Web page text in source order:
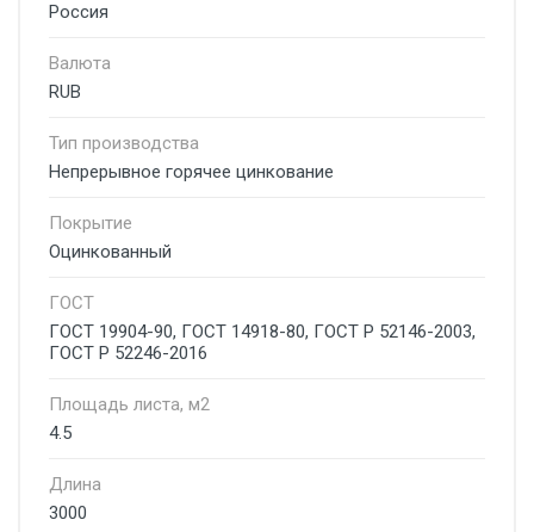
Россия
Валюта
RUB
Тип производства
Непрерывное горячее цинкование
Покрытие
Оцинкованный
ГОСТ
ГОСТ 19904-90, ГОСТ 14918-80, ГОСТ Р 52146-2003,
ГОСТ Р 52246-2016
Площадь листа, м2
4.5
Длина
3000